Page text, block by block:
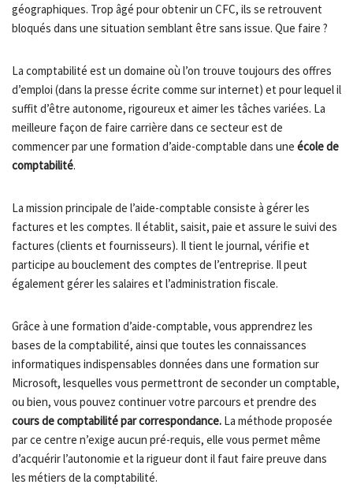
géographiques. Trop âgé pour obtenir un CFC, ils se retrouvent
bloqués dans une situation semblant être sans issue. Que faire ?
La comptabilité est un domaine où l’on trouve toujours des offres
d’emploi (dans la presse écrite comme sur internet) et pour lequel il
suffit d’être autonome, rigoureux et aimer les tâches variées. La
meilleure façon de faire carrière dans ce secteur est de
commencer par une formation d’aide-comptable dans une école de
comptabilité.
La mission principale de l’aide-comptable consiste à gérer les
factures et les comptes. Il établit, saisit, paie et assure le suivi des
factures (clients et fournisseurs). Il tient le journal, vérifie et
participe au bouclement des comptes de l’entreprise. Il peut
également gérer les salaires et l’administration fiscale.
Grâce à une formation d’aide-comptable, vous apprendrez les
bases de la comptabilité, ainsi que toutes les connaissances
informatiques indispensables données dans une formation sur
Microsoft, lesquelles vous permettront de seconder un comptable,
ou bien, vous pouvez continuer votre parcours et prendre des
cours de comptabilité par correspondance. La méthode proposée
par ce centre n’exige aucun pré-requis, elle vous permet même
d’acquérir l’autonomie et la rigueur dont il faut faire preuve dans
les métiers de la comptabilité.